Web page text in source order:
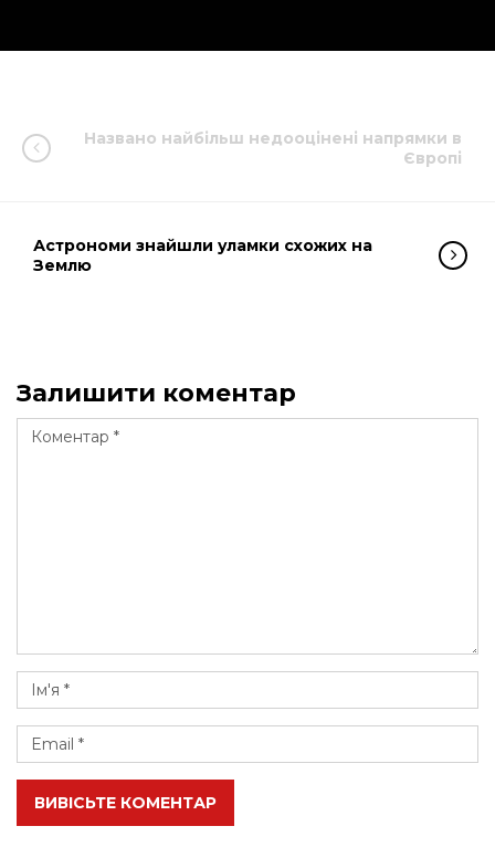
Названо найбільш недооцінені напрямки в
Європі
Астрономи знайшли уламки схожих на
Землю
Залишити коментар
ВИВІСЬТЕ КОМЕНТАР